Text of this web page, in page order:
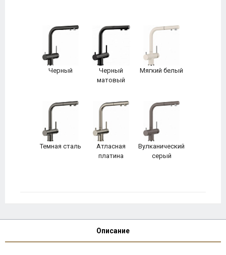
Черный
Черный
матовый
Мягкий белый
Темная сталь
Атласная
платина
Вулканический
серый
Описание